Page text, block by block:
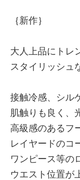
｛新作｝
大人上品にトレ
スタイリッシュ
接触冷感、シル
肌触りも良く、
高級感のあるフ
レイヤードのコ
ワンピース等の
ウエスト位置が